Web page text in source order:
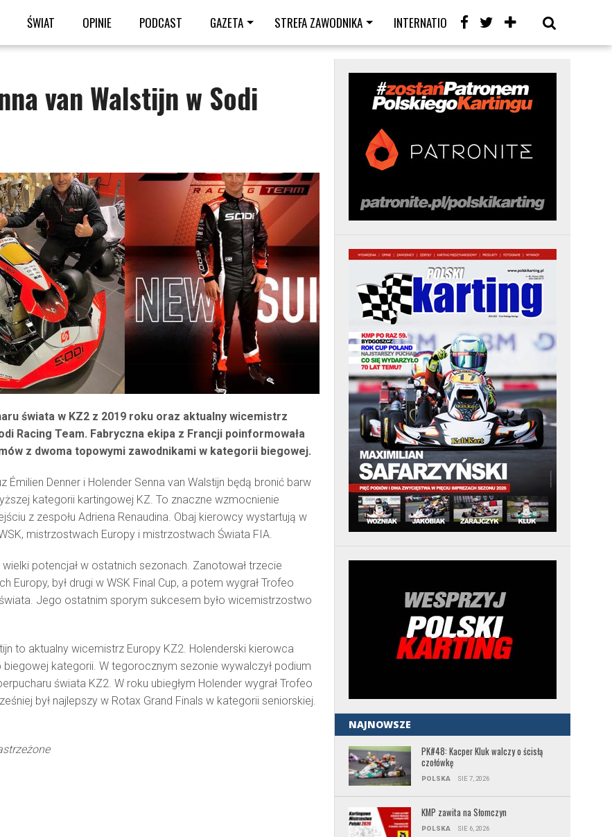
ŚWIAT OPINIE PODCAST GAZETA STREFA ZAWODNIKA INTERNATIONAL KARTING CAFE
van Walstijn w Sodi
świata w KZ2 z 2019 roku oraz aktualny wicemistrz
Racing Team. Fabryczna ekipa z Francji poinformowała
z dwoma topowymi zawodnikami w kategorii biegowej.
Émilien Denner i Holender Senna van Walstijn będą bronić barw
kategorii kartingowej KZ. To znaczne wzmocnienie
z zespołu Adriena Renaudina. Obaj kierowcy wystartują w
mistrzostwach Europy i mistrzostwach Świata FIA.
wielki potencjał w ostatnich sezonach. Zanotował trzecie
Europy, był drugi w WSK Final Cup, a potem wygrał Trofeo
Jego ostatnim sporym sukcesem było wicemistrzostwo
to aktualny wicemistrz Europy KZ2. Holenderski kierowca
biegowej kategorii. W tegorocznym sezonie wywalczył podium
świata KZ2. W roku ubiegłym Holender wygrał Trofeo
był najlepszy w Rotax Grand Finals w kategorii seniorskiej.
NAJNOWSZE
PK#48: Kacper Kluk walczy o ścisłą
czołówkę
POLSKA SIE 7, 2026
KMP zawita na Słomczyn
POLSKA SIE 6, 2026